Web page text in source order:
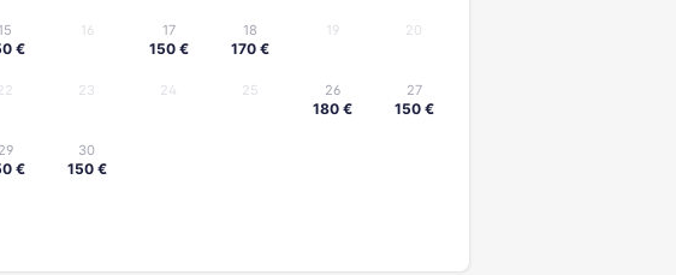
€
16 17
150 €
18
170 €
19 20
23 24 25 26
180 €
27
150 €
29
€
30
150 €